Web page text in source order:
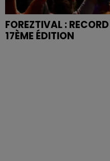
FOREZTIVAL :
17ÈME ÉDITION